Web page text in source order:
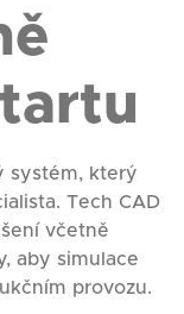
systém, který
Tech CAD
včetně
aby simulace
provozu.